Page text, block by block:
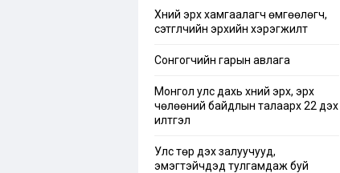
Хүний эрх хамгаалагч өмгөөлөгч,
сэтгүүлчийн эрхийн хэрэгжилт
Сонгогчийн гарын авлага
Монгол улс дахь хүний эрх, эрх
чөлөөний байдлын талаарх 22 дэх
илтгэл
Улс төр дэх залуучууд,
эмэгтэйчүүдэд тулгамдаж буй